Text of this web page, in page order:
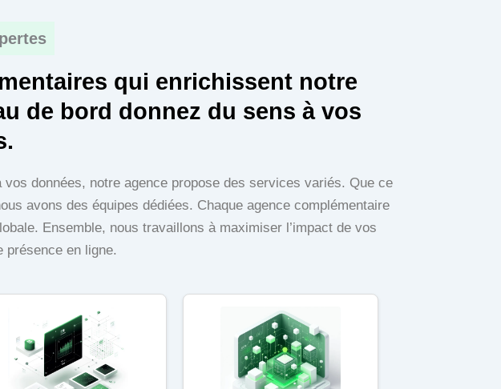
qui enrichissent notre
de bord donnez du sens à vos
données, notre agence propose des services variés. Que ce
avons des équipes dédiées. Chaque agence complémentaire
Ensemble, nous travaillons à maximiser l’impact de vos
présence en ligne.